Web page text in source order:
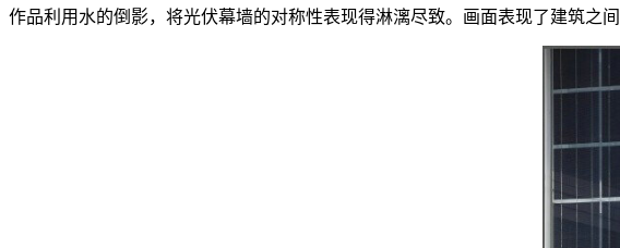
作品利用水的倒影，将光伏幕墙的对称性表现得淋漓尽致。画面表现了建筑之